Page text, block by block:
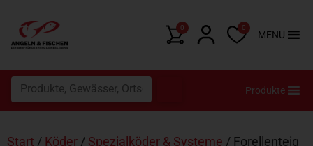
0 0
MENU
Produkte
Start / Köder / Spezialköder & Systeme / Forellenteig